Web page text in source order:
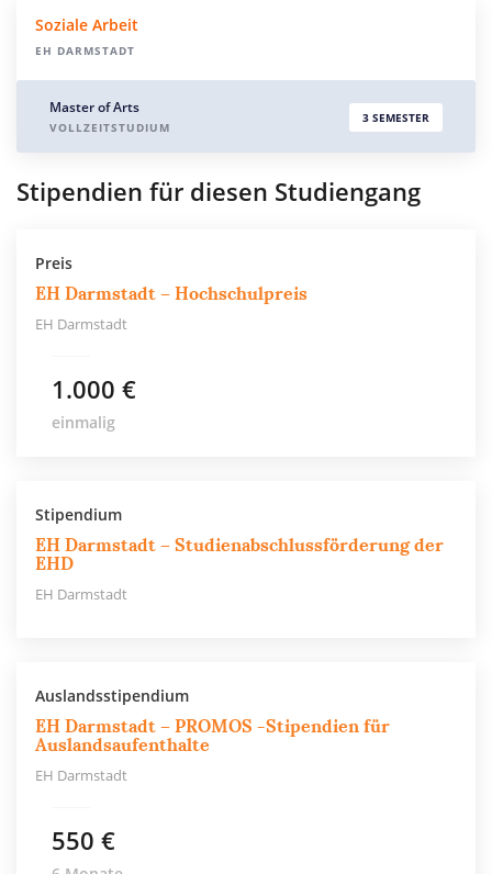
Soziale Arbeit
EH DARMSTADT
Master of Arts
VOLLZEITSTUDIUM
3 SEMESTER
Stipendien für diesen Studiengang
Preis
EH Darmstadt – Hochschulpreis
EH Darmstadt
1.000 €
einmalig
Stipendium
EH Darmstadt – Studienabschlussförderung der
EHD
EH Darmstadt
Auslandsstipendium
EH Darmstadt – PROMOS -Stipendien für
Auslandsaufenthalte
EH Darmstadt
550 €